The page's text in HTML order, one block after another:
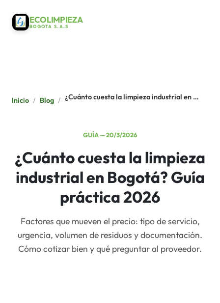
ECOLIMPIEZA
BOGOTA S.A.S
Inicio / Blog / ¿Cuánto cuesta la limpieza industrial en Bogotá? Guía práctica 2026
GUÍA—20/3/2026
¿Cuánto cuesta la limpieza
industrial en Bogotá? Guía
práctica 2026
Factores que mueven el precio: tipo de servicio,
urgencia, volumen de residuos y documentación.
Cómo cotizar bien y qué preguntar al proveedor.